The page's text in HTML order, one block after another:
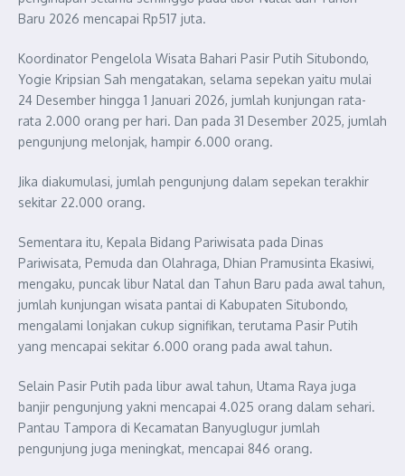
Baru 2026 mencapai Rp517 juta.
Koordinator Pengelola Wisata Bahari Pasir Putih Situbondo,
Yogie Kripsian Sah mengatakan, selama sepekan yaitu mulai
24 Desember hingga 1 Januari 2026, jumlah kunjungan rata-
rata 2.000 orang per hari. Dan pada 31 Desember 2025, jumlah
pengunjung melonjak, hampir 6.000 orang.
Jika diakumulasi, jumlah pengunjung dalam sepekan terakhir
sekitar 22.000 orang.
Sementara itu, Kepala Bidang Pariwisata pada Dinas
Pariwisata, Pemuda dan Olahraga, Dhian Pramusinta Ekasiwi,
mengaku, puncak libur Natal dan Tahun Baru pada awal tahun,
jumlah kunjungan wisata pantai di Kabupaten Situbondo,
mengalami lonjakan cukup signifikan, terutama Pasir Putih
yang mencapai sekitar 6.000 orang pada awal tahun.
Selain Pasir Putih pada libur awal tahun, Utama Raya juga
banjir pengunjung yakni mencapai 4.025 orang dalam sehari.
Pantau Tampora di Kecamatan Banyuglugur jumlah
pengunjung juga meningkat, mencapai 846 orang.